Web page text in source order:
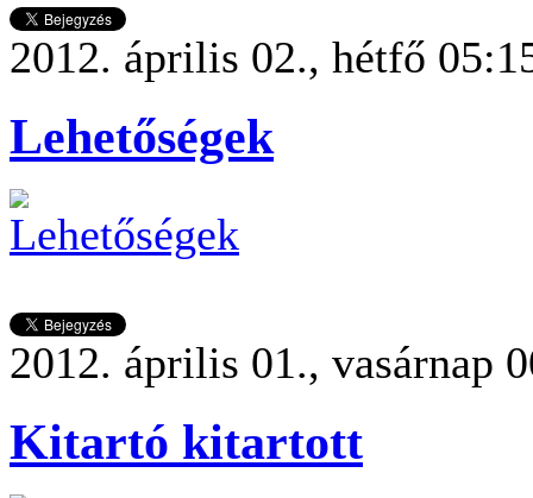
2012. április 02., hétfő
Lehetőségek
2012. április 01., vasárnap
Kitartó kitartott